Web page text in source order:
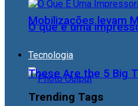
Mobilizações levam
Tecnologia
O que é uma
These Are the 5 Big
Trending Tags